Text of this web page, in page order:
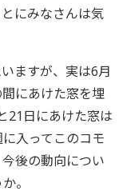
にみなさんは気
ますが、実は6月
にあけた窓を埋
21日にあけた窓は
入ってこのコモ
後の動向につい
。